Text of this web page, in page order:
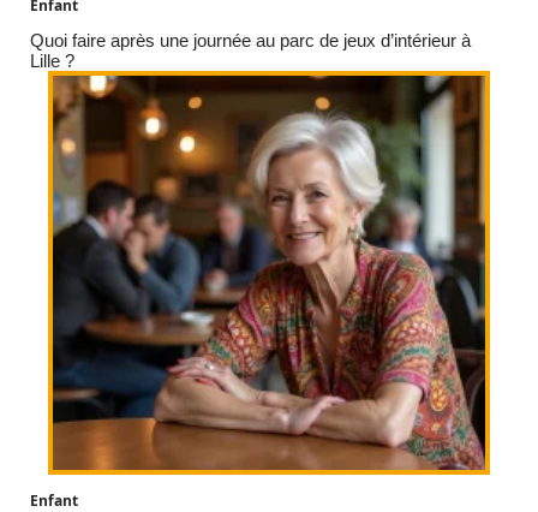
Enfant
Quoi faire après une journée au parc de jeux d’intérieur à
Lille ?
Enfant